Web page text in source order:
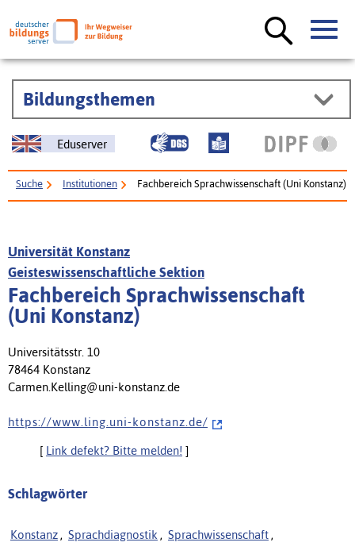
Bildungsthemen
Eduserver
Suche Institutionen Fachbereich Sprachwissenschaft (Uni Konstanz)
Universität Konstanz
Geisteswissenschaftliche Sektion
Fachbereich Sprachwissenschaft
(Uni Konstanz)
Universitätsstr. 10
78464 Konstanz
Carmen.Kelling@uni-konstanz.de
h t t p s : / / w w w . l i n g . u n i - k o n s t a n z . d e /
[ Link defekt? Bitte melden! ]
Schlagwörter
Konstanz , Sprachdiagnostik , Sprachwissenschaft ,